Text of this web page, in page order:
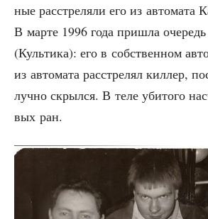
ные рас­стре­ля­ли его из авто­ма­та
В мар­те 1996 года при­шла
(Куль­ти­ка): его в соб­ствен­ном
из авто­ма­та рас­стре­лял кил­лер,
луч­но скрыл­ся. В теле уби­то­го
вых ран.